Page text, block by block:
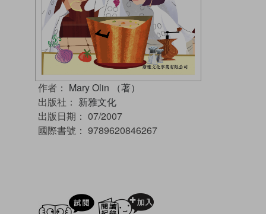
作者： Mary Olin （著）
出版社： 新雅文化
出版日期： 07/2007
國際書號： 9789620846267
試閲